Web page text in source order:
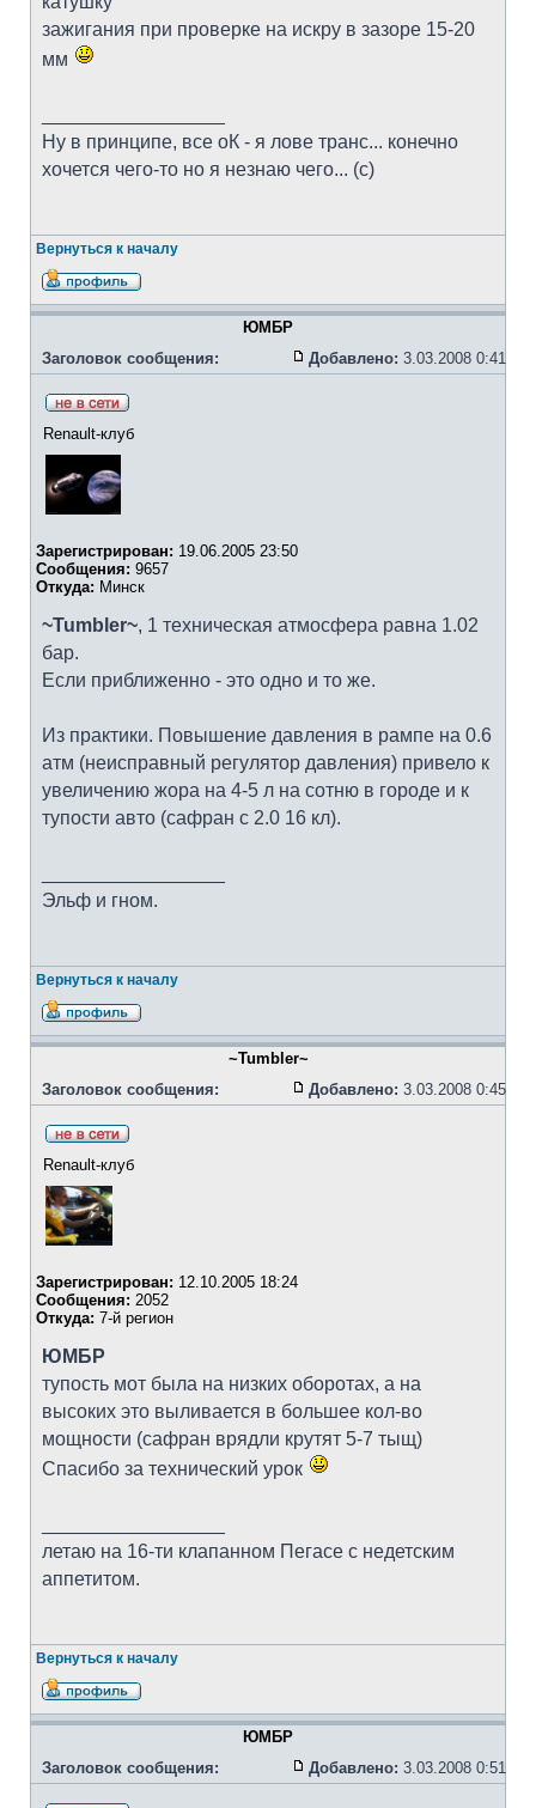
зажигания при проверке на искру в зазоре 15-20
мм
Ну в принципе, все оК - я лове транс... конечно
хочется чего-то но я незнаю чего... (с)
Вернуться к началу
ЮМБР
Заголовок сообщения:
Добавлено: 3.03.2008 0:41
Renault-клуб
Зарегистрирован: 19.06.2005 23:50
Сообщения: 9657
Откуда: Минск
~Tumbler~, 1 техническая атмосфера равна 1.02
бар.
Если приближенно - это одно и то же.
Из практики. Повышение давления в рампе на 0.6
атм (неисправный регулятор давления) привело к
увеличению жора на 4-5 л на сотню в городе и к
тупости авто (сафран с 2.0 16 кл).
Эльф и гном.
Вернуться к началу
~Tumbler~
Заголовок сообщения:
Добавлено: 3.03.2008 0:45
Renault-клуб
Зарегистрирован: 12.10.2005 18:24
Сообщения: 2052
Откуда: 7-й регион
ЮМБР
тупость мот была на низких оборотах, а на
высоких это выливается в большее кол-во
мощности (сафран врядли крутят 5-7 тыщ)
Спасибо за технический урок
летаю на 16-ти клапанном Пегасе с недетским
аппетитом.
Вернуться к началу
ЮМБР
Заголовок сообщения:
Добавлено: 3.03.2008 0:51